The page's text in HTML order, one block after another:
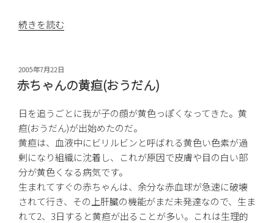
“お
い
マ
サ
ー
ジ”
の
続きを読む
投
稿
日:
2005年7月22日
赤ちゃんの黄疸(おうだん)
日を追うごとに我が子の顔が黄色っぽくなってきた。黄
疸(おうだん)が出始めたのだ。
黄疸は、血液中にビリルビンと呼ばれる黄色い色素が過
剰になり組織に沈着し、これが原因で皮膚や目の白い部
分が黄色くなる病気です。
生まれてすぐの赤ちゃんは、余分な赤血球が急速に破壊
されて行き、その上肝臓の機能がまだ未発達なので、生ま
れて2、3日すると黄疸が出ることが多い。これは生理的